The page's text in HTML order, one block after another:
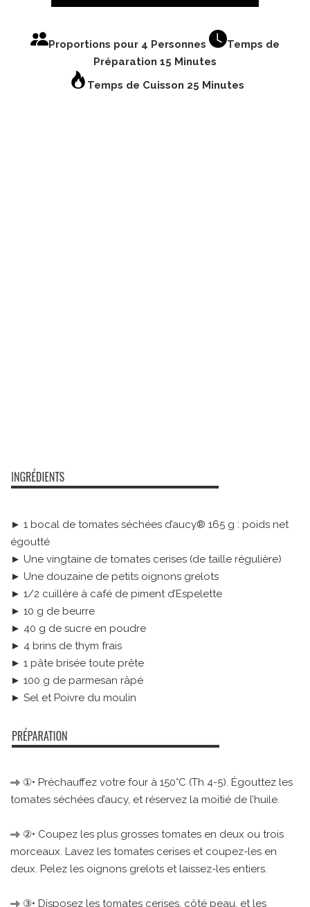
Proportions pour 4 Personnes
Temps de
Préparation 15 Minutes
Temps de Cuisson 25 Minutes
► 1 bocal de tomates séchées d’aucy® 165 g : poids net
égoutté
► Une vingtaine de tomates cerises (de taille régulière)
► Une douzaine de petits oignons grelots
► 1/2 cuillère à café de piment d’Espelette
► 10 g de beurre
► 40 g de sucre en poudre
► 4 brins de thym frais
► 1 pâte brisée toute prête
► 100 g de parmesan râpé
► Sel et Poivre du moulin
①• Préchauffez votre four à 150°C (Th 4-5). Égouttez les
tomates séchées d’aucy, et réservez la moitié de l’huile.
②• Coupez les plus grosses tomates en deux ou trois
morceaux. Lavez les tomates cerises et coupez-les en
deux. Pelez les oignons grelots et laissez-les entiers.
③• Disposez les tomates cerises, côté peau, et les